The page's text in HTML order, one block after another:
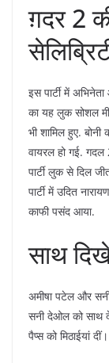
ग़दर 2
इस पार्टी में
का यह लुक सोशल
भी शामिल हुए.
वायरल हो गई. गदल
पार्टी लुक से दिल
पार्टी में उदित
काफी पसंद आया.
साथ
अमीषा पटेल और
सनी देओल को साथ
पैप्स को मिठाईयां